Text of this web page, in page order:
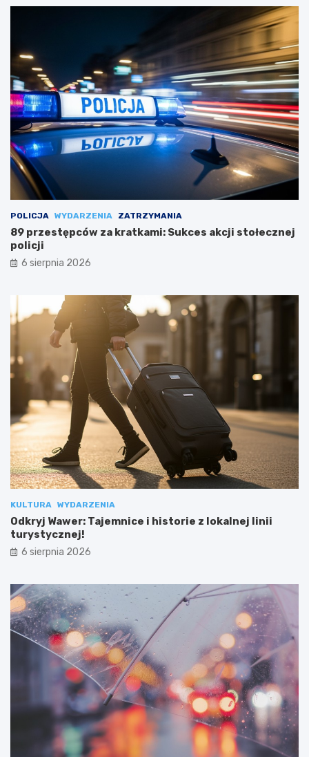
POLICJA WYDARZENIA ZATRZYMANIA
89 przestępców za kratkami: Sukces akcji stołecznej
policji
6 sierpnia 2026
KULTURA WYDARZENIA
Odkryj Wawer: Tajemnice i historie z lokalnej linii
turystycznej!
6 sierpnia 2026